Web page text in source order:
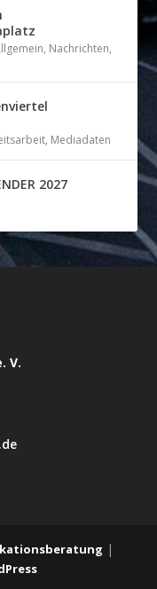
, Nachrichten,
, Mediadaten
2027
V.
|